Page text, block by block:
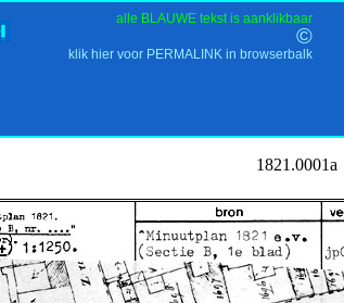
alle BLAUWE tekst is aanklikbaar
klik hier voor PERMALINK in browserbalk
©
1821.0001a